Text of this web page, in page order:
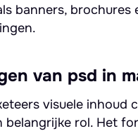
banners, brochures
van psd in
visuele inhoud
belangrijke rol. Het